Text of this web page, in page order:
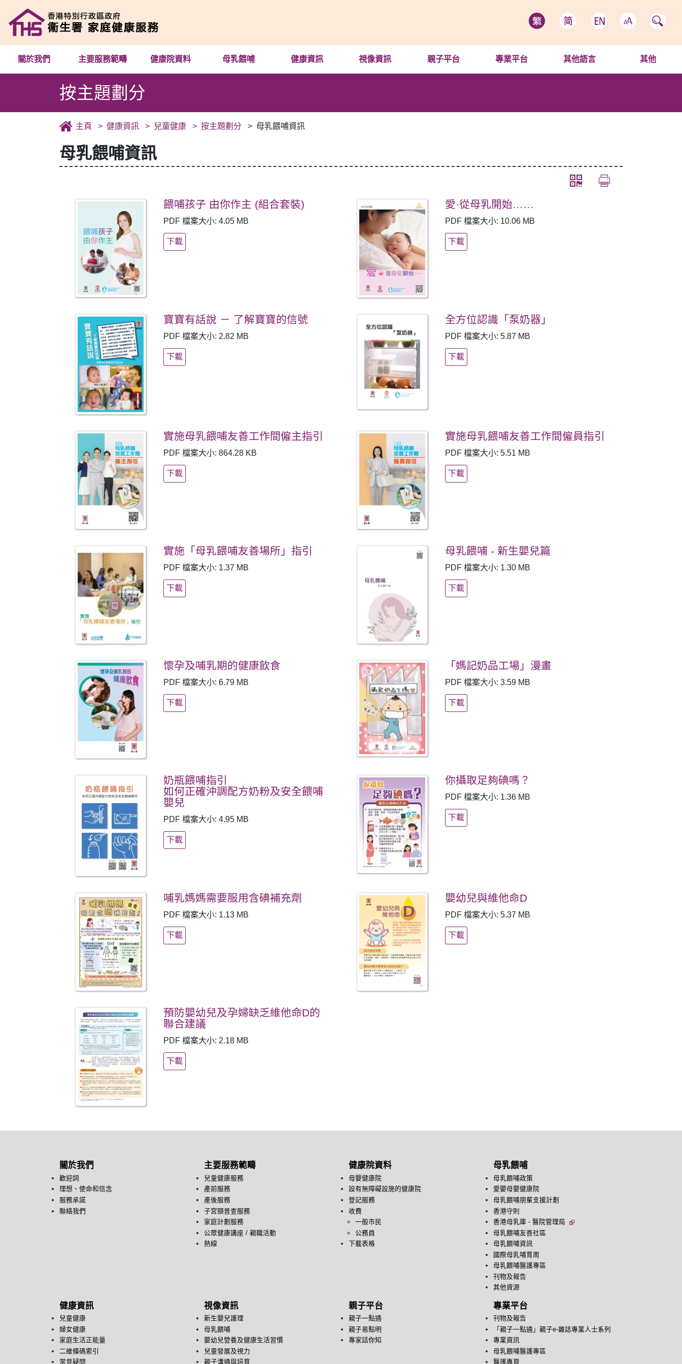
關於我們 主要服務範疇 健康院資料 母乳餵哺 健康資訊 視像資訊 親子平台 專業平台 其他語言 其他
按主題劃分
主頁 健康資訊 兒童健康 按主題劃分 母乳餵哺資訊
母乳餵哺資訊
餵哺孩子 由你作主 (組合套裝)
PDF 檔案大小: 4.05 MB
下載
愛·從母乳開始……
PDF 檔案大小: 10.06 MB
下載
寶寶有話說 － 了解寶寶的信號
PDF 檔案大小: 2.82 MB
下載
全方位認識「泵奶器」
PDF 檔案大小: 5.87 MB
下載
實施母乳餵哺友善工作間僱主指引
PDF 檔案大小: 864.28 KB
下載
實施母乳餵哺友善工作間僱員指引
PDF 檔案大小: 5.51 MB
下載
實施「母乳餵哺友善場所」指引
PDF 檔案大小: 1.37 MB
下載
母乳餵哺 - 新生嬰兒篇
PDF 檔案大小: 1.30 MB
下載
懷孕及哺乳期的健康飲食
PDF 檔案大小: 6.79 MB
下載
「媽記奶品工場」漫畫
PDF 檔案大小: 3.59 MB
下載
奶瓶餵哺指引
如何正確沖調配方奶粉及安全餵哺
嬰兒
PDF 檔案大小: 4.95 MB
下載
你攝取足夠碘嗎？
PDF 檔案大小: 1.36 MB
下載
哺乳媽媽需要服用含碘補充劑
PDF 檔案大小: 1.13 MB
下載
嬰幼兒與維他命D
PDF 檔案大小: 5.37 MB
下載
預防嬰幼兒及孕婦缺乏維他命D的
聯合建議
PDF 檔案大小: 2.18 MB
下載
關於我們
歡迎詞
理想、使命和信念
服務承諾
聯絡我們
主要服務範疇
兒童健康服務
產前服務
產後服務
子宮頸普查服務
家庭計劃服務
公眾健康講座 / 親職活動
熱線
健康院資料
母嬰健康院
設有無障礙設施的健康院
登記服務
收費
一般市民
公務員
下載表格
母乳餵哺
母乳餵哺政策
愛嬰母嬰健康院
母乳餵哺朋輩支援計劃
香港守則
香港母乳庫 - 醫院管理局
母乳餵哺友善社區
母乳餵哺資訊
國際母乳哺育周
母乳餵哺醫護專區
刊物及報告
其他資源
健康資訊
兒童健康
婦女健康
家庭生活正能量
二維條碼索引
常見疑問
視像資訊
新生嬰兒護理
母乳餵哺
嬰幼兒營養及健康生活習慣
兒童發展及視力
親子溝通與培育
親子平台
親子一點通
親子易點明
專家話你知
專業平台
刊物及報告
「親子一點通」親子e-雜誌專業人士系列
專業資訊
母乳餵哺醫護專區
醫護專頁